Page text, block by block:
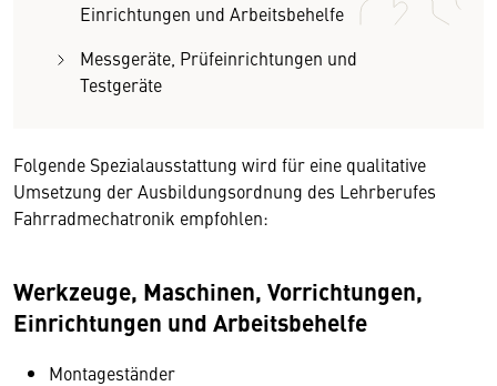
Einrichtungen und Arbeitsbehelfe
Messgeräte, Prüfeinrichtungen und
Testgeräte
Folgende Spezialausstattung wird für eine qualitative
Umsetzung der Ausbildungsordnung des Lehrberufes
Fahrradmechatronik empfohlen:
Werkzeuge, Maschinen, Vorrichtungen,
Einrichtungen und Arbeitsbehelfe
Montageständer